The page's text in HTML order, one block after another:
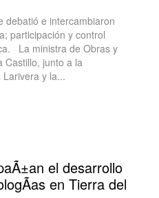
debatió e intercambiaron
participación y control
La ministra de Obras y
Castillo, junto a la
y la...
el desarrollo
en Tierra del